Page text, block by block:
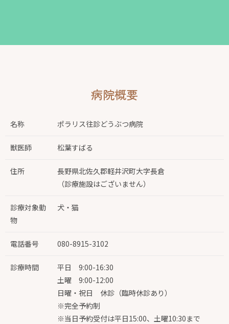
病院概要
名称 ポラリス往診どうぶつ病院
獣医師 松葉すばる
住所
長野県北佐久郡軽井沢町大字長倉
（診療施設はございません）
診療対象動
物
犬・猫
電話番号 080-8915-3102
診療時間
平日 9:00-16:30
土曜 9:00-12:00
日曜・祝日 休診（臨時休診あり）
※完全予約制
※当日予約受付は平日15:00、土曜10:30まで